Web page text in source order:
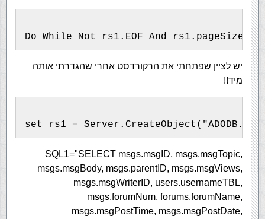
Do While Not rs1.EOF And rs1.pageSize>i
יש לציין שפתחתי את הרקורדסט אחרי שהגדרתי אותה
מיד!!
set rs1 =
SQL1="SELECT msgs.msgID, msgs.msgTopic,
msgs.msgBody, msgs.parentID, msgs.msgViews,
msgs.msgWriterID, users.usernameTBL,
msgs.forumNum, forums.forumName,
msgs.msgPostTime, msgs.msgPostDate,